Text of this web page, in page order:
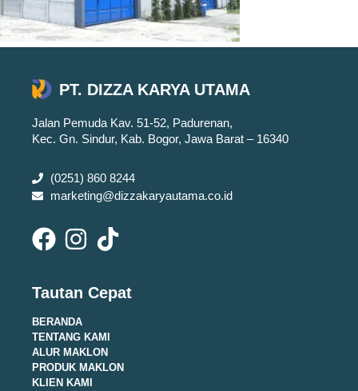
PT. DIZZA KARYA UTAMA
Jalan Pemuda Kav. 51-52, Padurenan,
Kec. Gn. Sindur, Kab. Bogor, Jawa Barat – 16340
(0251) 860 8244
marketing@dizzakaryautama.co.id
Tautan Cepat
BERANDA
TENTANG KAMI
ALUR MAKLON
PRODUK MAKLON
KLIEN KAMI